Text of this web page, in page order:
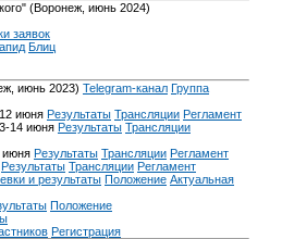
(Воронеж, июнь 2024)
заявок
Блиц
июнь 2023) Telegram-канал Группа
июня Результаты Трансляции Регламент
14 июня Результаты Трансляции
июня Результаты Трансляции Регламент
Результаты Трансляции Регламент
и результаты Положение Актуальная
Положение
Регистрация